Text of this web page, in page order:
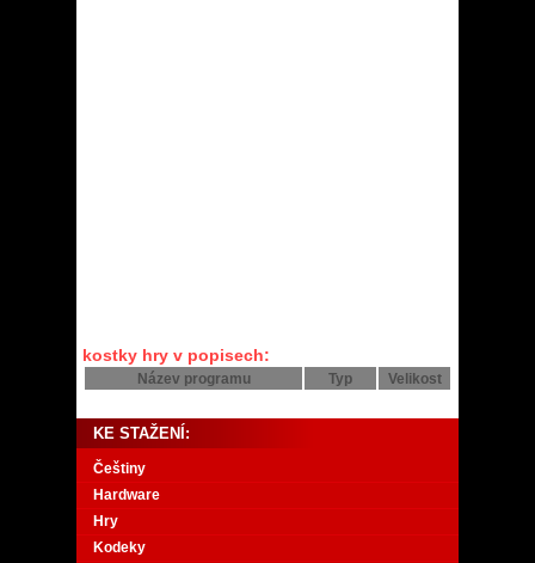
kostky hry v popisech:
Název programu Typ Velikost
KE STAŽENÍ:
Češtiny
Hardware
Hry
Kodeky